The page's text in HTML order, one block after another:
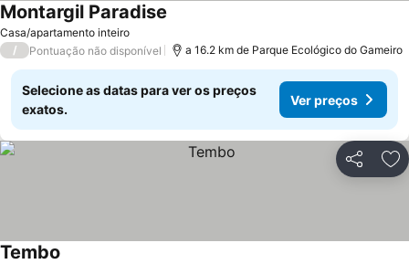
Casa/apartamento inteiro
Montargil Paradise
/ Pontuação não disponível a 16.2 km de Parque Ecológico do Gameiro
Selecione as datas para ver os preços
exatos.
Ver preços
Partilhar
Tembo